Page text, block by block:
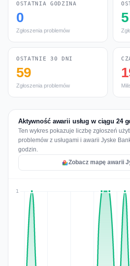
OSTATNIA GODZINA
0
Zgłoszenia problemów
5
OSTATNIE 30 DNI
59
Zgłoszenia problemów
Aktywność awarii usług w ciągu 24
Ten wykres pokazuje liczbę zgłoszeń
problemów z usługami i awarii Jyske
godzin.
Zobacz mapę awarii